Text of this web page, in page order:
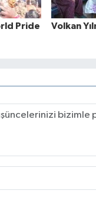
Pride
Volkan